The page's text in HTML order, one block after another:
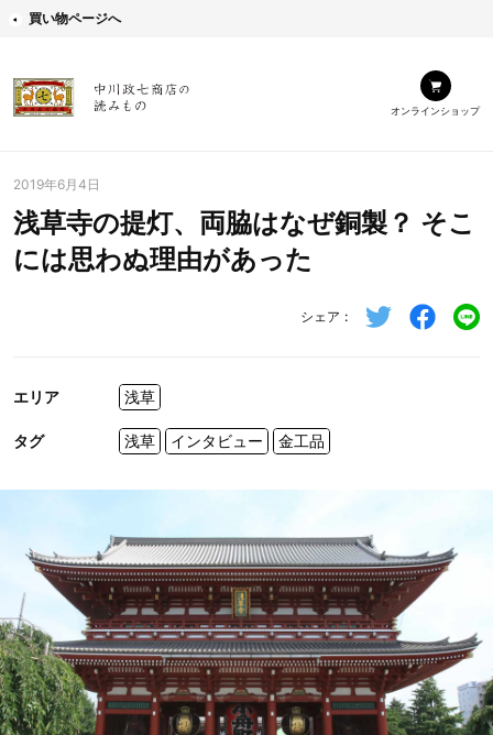
買い物ページへ
オンラインショップ
2019年6月4日
浅草寺の提灯、両脇はなぜ銅製？ そこ
には思わぬ理由があった
シェア
エリア 浅草
タグ 浅草 インタビュー 金工品